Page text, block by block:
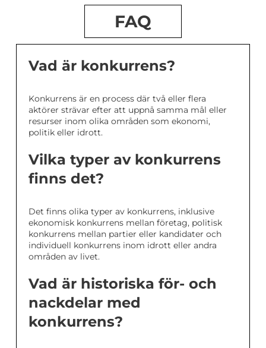
FAQ
Vad är konkurrens?
Konkurrens är en process där två eller flera
aktörer strävar efter att uppnå samma mål eller
resurser inom olika områden som ekonomi,
politik eller idrott.
Vilka typer av konkurrens
finns det?
Det finns olika typer av konkurrens, inklusive
ekonomisk konkurrens mellan företag, politisk
konkurrens mellan partier eller kandidater och
individuell konkurrens inom idrott eller andra
områden av livet.
Vad är historiska för- och
nackdelar med
konkurrens?